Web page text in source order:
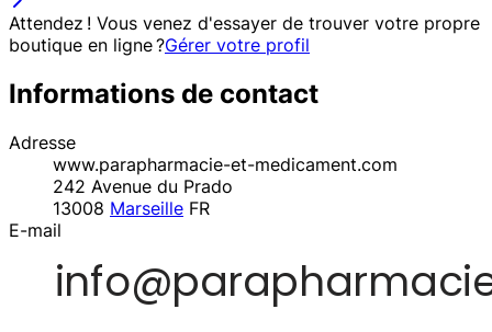
Attendez ! Vous venez d'essayer de trouver votre propre
boutique en ligne ?Gérer votre profil
Informations de contact
Adresse
www.parapharmacie-et-medicament.com
242 Avenue du Prado
13008 Marseille FR
E-mail